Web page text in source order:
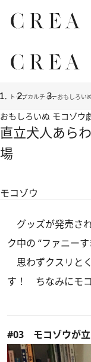
トップカルチャーおもしろい
おもしろいぬ モコゾウ
直立犬人あら
場
モコゾウ
グッズが発売さ
ク中の “ファニー
思わずクスリと
す！ ちなみにモ
#03 モコゾウが立